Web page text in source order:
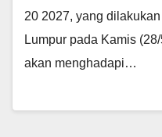
20 2027, yang
Lumpur pada Kamis
akan menghadapi…